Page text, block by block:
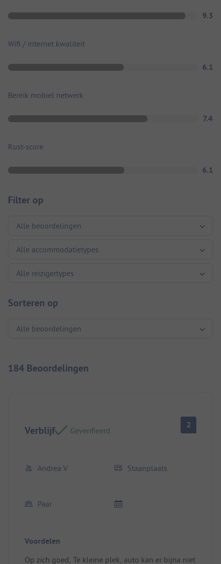
9.3
Wifi / internet kwaliteit
6.1
Bereik mobiel netwerk
7.4
Rust-score
6.1
Filter op
Sorteren op
184 Beoordelingen
Verblijf Geverifieerd
2
Andrea V Staanplaats
Paar
Voordelen
Op zich goed, Te kleine plek, auto kan er bijna niet